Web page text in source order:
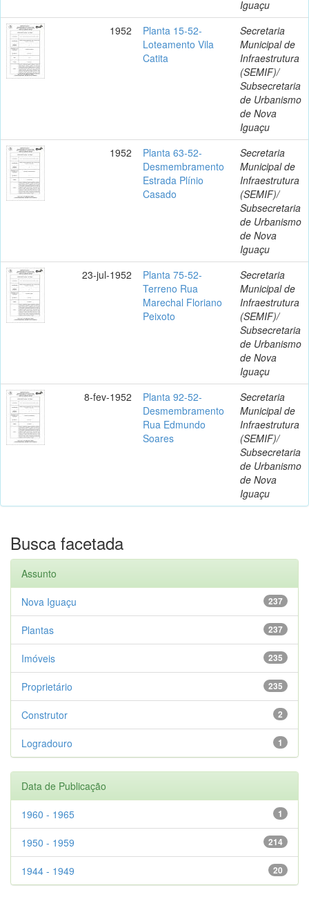
Iguaçu
1952
Planta 15-52-
Loteamento Vila
Catita
Secretaria
Municipal de
Infraestrutura
(SEMIF)/
Subsecretaria
de Urbanismo
de Nova
Iguaçu
1952
Planta 63-52-
Desmembramento
Estrada Plínio
Casado
Secretaria
Municipal de
Infraestrutura
(SEMIF)/
Subsecretaria
de Urbanismo
de Nova
Iguaçu
23-jul-1952
Planta 75-52-
Terreno Rua
Marechal Floriano
Peixoto
Secretaria
Municipal de
Infraestrutura
(SEMIF)/
Subsecretaria
de Urbanismo
de Nova
Iguaçu
8-fev-1952
Planta 92-52-
Desmembramento
Rua Edmundo
Soares
Secretaria
Municipal de
Infraestrutura
(SEMIF)/
Subsecretaria
de Urbanismo
de Nova
Iguaçu
Busca facetada
Assunto
237
Nova Iguaçu
237
Plantas
235
Imóveis
235
Proprietário
2
Construtor
1
Logradouro
Data de Publicação
1
1960 - 1965
214
1950 - 1959
20
1944 - 1949